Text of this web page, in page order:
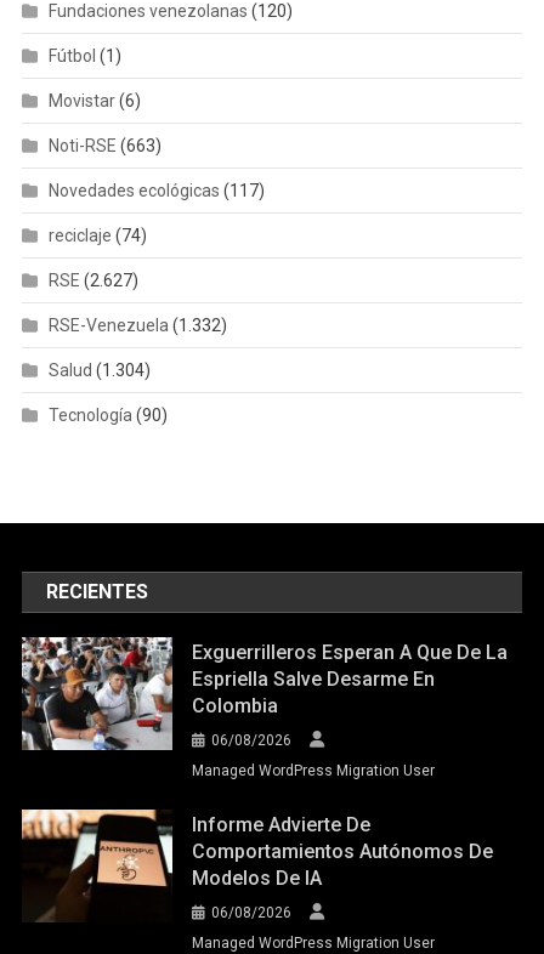
Fundaciones venezolanas (120)
Fútbol (1)
Movistar(6)
Noti-RSE (663)
Novedades ecológicas (117)
reciclaje (74)
RSE (2.627)
RSE-Venezuela(1.332)
Salud (1.304)
Tecnología(90)
RECIENTES
Exguerrilleros Esperan A Que De La
Espriella Salve Desarme En
Colombia
06/08/2026
Managed WordPress Migration User
Informe Advierte De
Comportamientos Autónomos De
Modelos De IA
06/08/2026
Managed WordPress Migration User